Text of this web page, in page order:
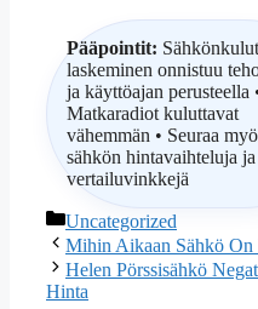
Pääpointit:
laskeminen onnistuu
ja käyttöajan perusteella
Matkaradiot kuluttavat
vähemmän • Seuraa
sähkön hintavaihteluja ja
vertailuvinkkejä
Categories
Uncategorized
Mihin Aikaan Sähkö On
Helen Pörssisähkö
Hinta